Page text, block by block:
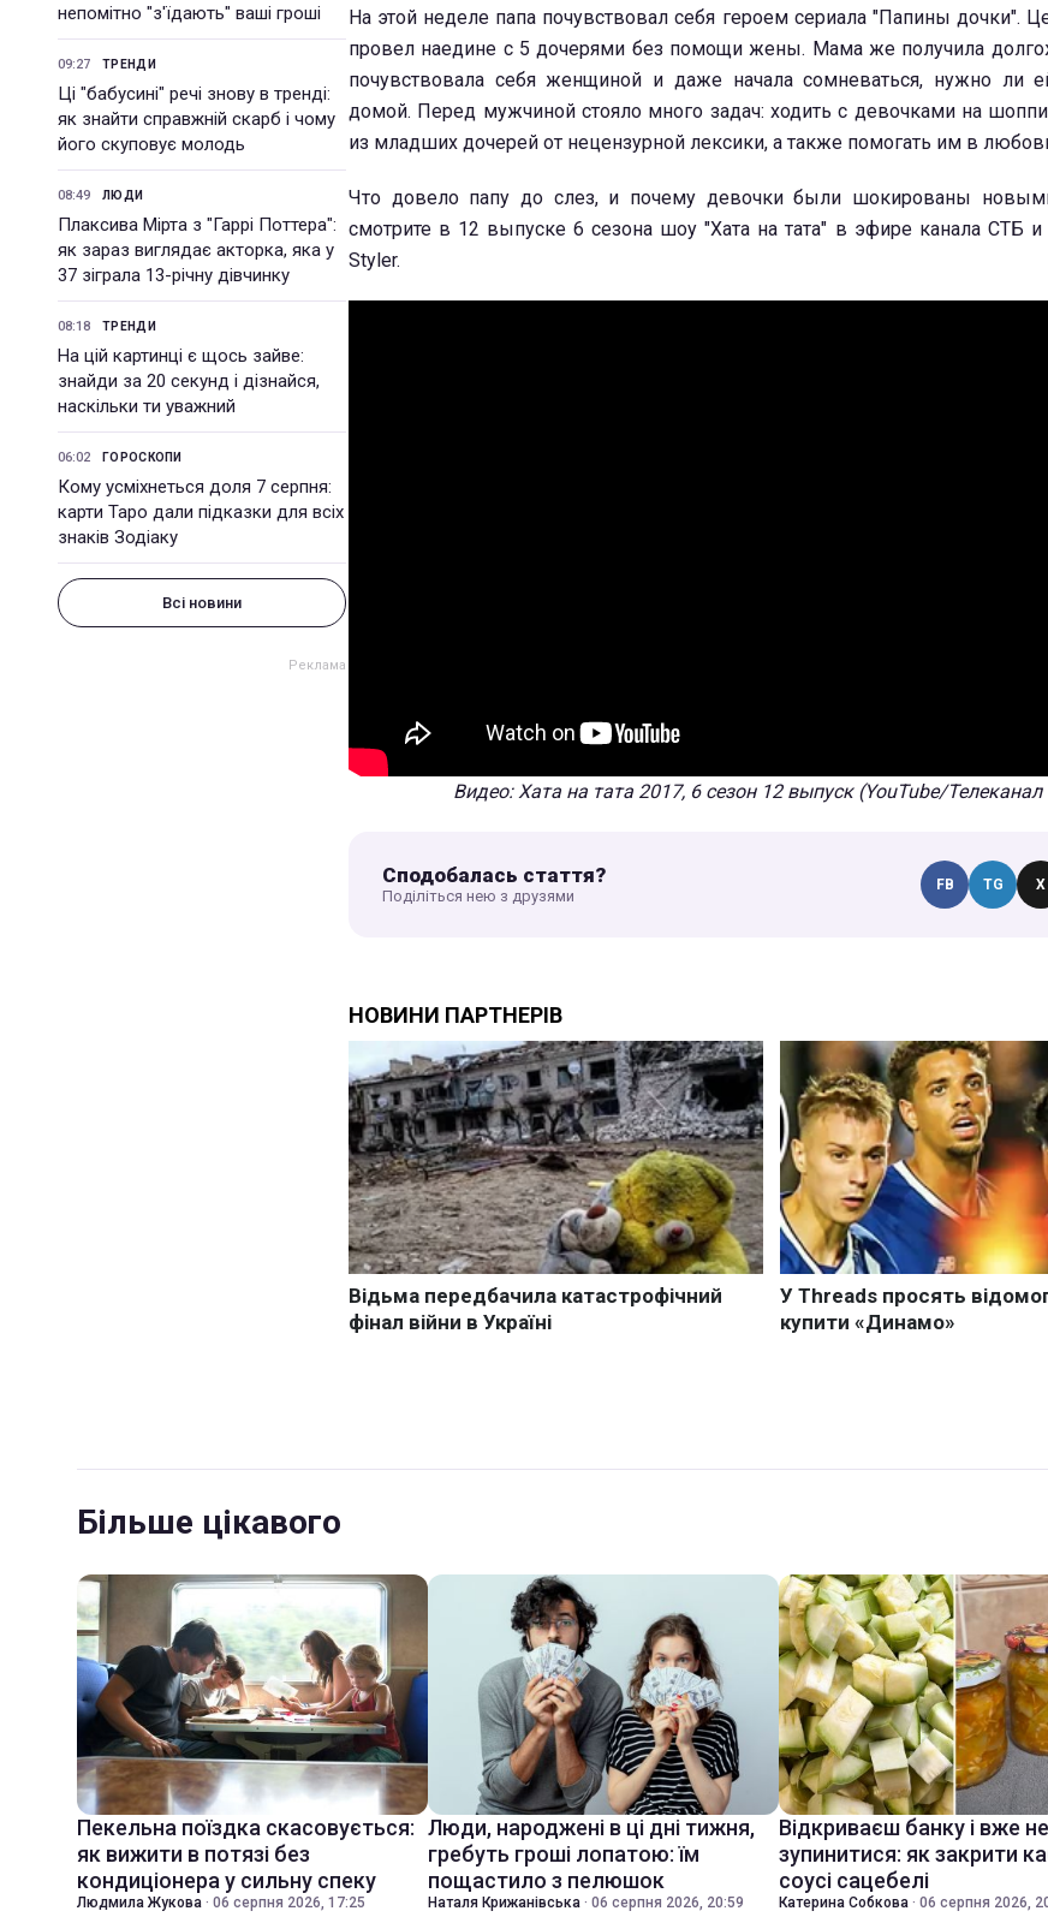
непомітно "з'їдають" ваші гроші
09:27 ТРЕНДИ
Ці "бабусині" речі знову в тренді:
як знайти справжній скарб і чому
його скуповує молодь
08:49 ЛЮДИ
Плаксива Мірта з "Гаррі Поттера":
як зараз виглядає акторка, яка у
37 зіграла 13-річну дівчинку
08:18 ТРЕНДИ
На цій картинці є щось зайве:
знайди за 20 секунд і дізнайся,
наскільки ти уважний
06:02 ГОРОСКОПИ
Кому усміхнеться доля 7 серпня:
карти Таро дали підказки для всіх
знаків Зодіаку
Всі новини
На этой неделе папа почувствовал себя героем сериала "Папины дочки".
провел наедине с 5 дочерями без помощи жены. Мама же получила
почувствовала себя женщиной и даже начала сомневаться, нужно ли
домой. Перед мужчиной стояло много задач: ходить с девочками на
из младших дочерей от нецензурной лексики, а также помогать им в
Что довело папу до слез, и почему девочки были шокированы
смотрите в 12 выпуске 6 сезона шоу "Хата на тата" в эфире канала СТБ и
Styler.
Видео: Хата на тата 2017, 6 сезон 12 выпуск (YouTube/
Сподобалась стаття?
Поділіться нею з друзями
FB TG X
Більше цікавого
Пекельна поїздка скасовується:
як вижити в потязі без
кондиціонера у сильну спеку
Людмила Жукова · 06 серпня 2026, 17:25
Люди, народжені в ці дні тижня,
гребуть гроші лопатою: їм
пощастило з пелюшок
Наталя Крижанівська · 06 серпня 2026, 20:59
Відкриваєш банку і вже не
зупинитися: як закрити
соусі сацебелі
Катерина Собкова · 06 серпня 2026,